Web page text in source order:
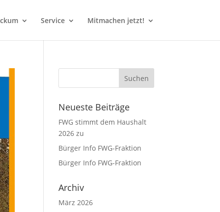
Service Mitmachen jetzt!
Neueste Beiträge
FWG stimmt dem Haushalt
2026 zu
Bürger Info FWG-Fraktion
Bürger Info FWG-Fraktion
Archiv
März 2026